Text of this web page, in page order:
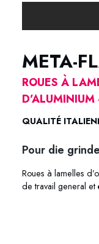
META-
ROUES À
QUALITÉ
Pour die
Roues à lamelles
de travail general et